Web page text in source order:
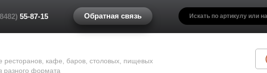
55-87-15 Обратная связь
ресторанов, кафе, баров, столовых, пищевых
разного формата